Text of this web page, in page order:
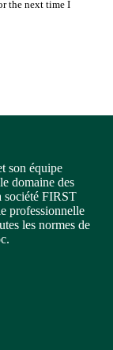
the next time I
son équipe
domaine des
société FIRST
professionnelle
les normes de